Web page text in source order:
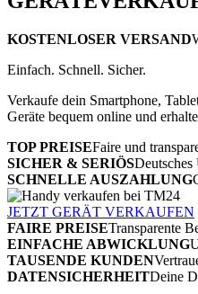
KOSTENLOSER VERSAND
Einfach. Schnell. Sicher.
Verkaufe dein Smartphone,
Geräte bequem online und
TOP PREISEFaire und
SICHER & SERIÖSDeutsches
SCHNELLE AUSZAHLUNG
JETZT GERÄT VERKAUFEN
FAIRE PREISETransparente
EINFACHE ABWICKLUNG
TAUSENDE KUNDEN
DATENSICHERHEITDeine